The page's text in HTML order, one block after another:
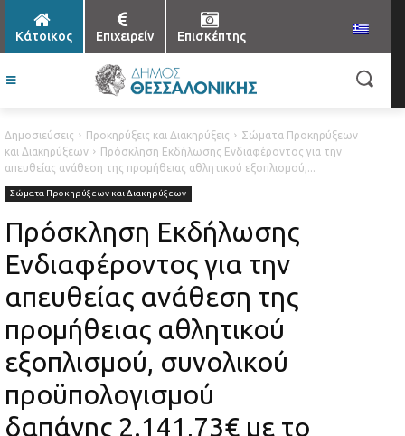
Κάτοικος Επιχειρείν Επισκέπτης
Δημοσιεύσεις Προκηρύξεις και Διακηρύξεις
Σώματα Προκηρύξεων
και Διακηρύξεων
Πρόσκληση Εκδήλωσης Ενδιαφέροντος για την
απευθείας ανάθεση της προμήθειας αθλητικού εξοπλισμού,...
Σώματα Προκηρύξεων και Διακηρύξεων
Πρόσκληση Εκδήλωσης
Ενδιαφέροντος για την
απευθείας ανάθεση της
προμήθειας αθλητικού
εξοπλισμού, συνολικού
προϋπολογισμού
δαπάνης 2.141,73€ με το